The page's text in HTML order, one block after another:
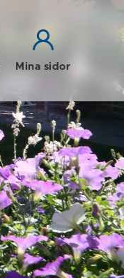
Mina sidor